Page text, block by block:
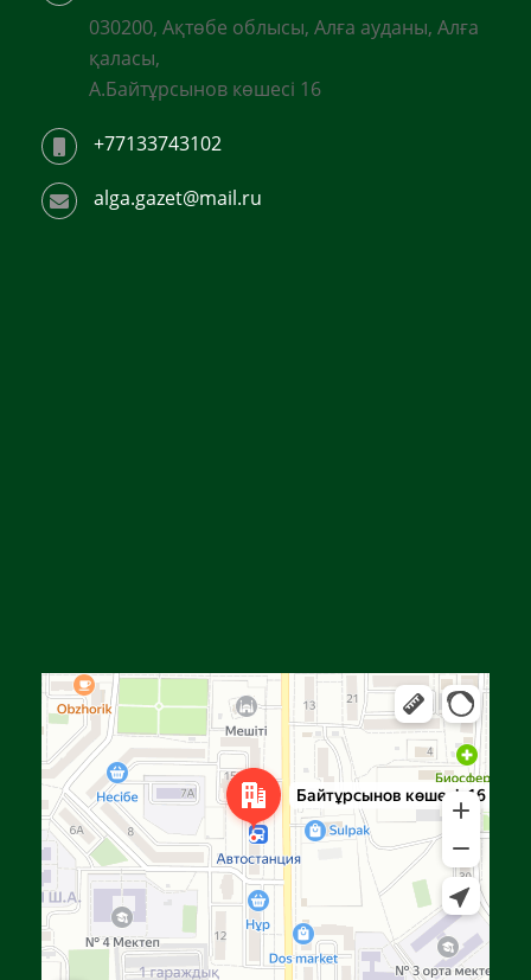
030200, Ақтөбе облысы, Алға ауданы, Алға
қаласы,
А.Байтұрсынов көшесі 16
+77133743102
alga.gazet@mail.ru
Яндекс Карталар — көлік, навигация, орындарды іздеу